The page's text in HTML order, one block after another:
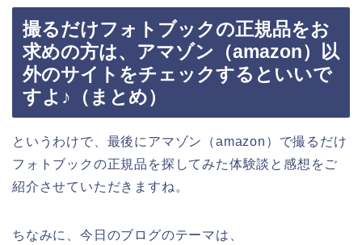
撮るだけフォトブックの正規品をお
求めの方は、アマゾン（amazon）以
外のサイトをチェックするといいで
すよ♪（まとめ）
というわけで、最後にアマゾン（amazon）で撮るだけ
フォトブックの正規品を探してみた体験談と感想をご
紹介させていただきますね。
ちなみに、今日のブログのテーマは、